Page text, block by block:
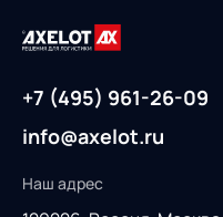
+7 (495) 961-26-09
info@axelot.ru
Наш адрес